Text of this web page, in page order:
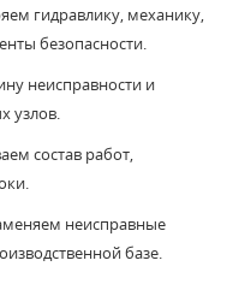
гидравлику, механику,
безопасности.
неисправности и
узлов.
состав работ,
неисправные
базе.